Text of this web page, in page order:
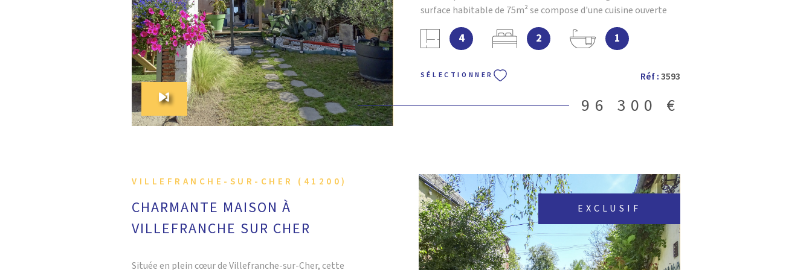
surface habitable de 75m² se compose d'une cuisine ouverte
sur la pièce de vie de 32 m², un bureau, un espace nuit
comprenant 2 chambres, une salle de bain et une buanderie.
Pour profiter de l'extérieur, l'habitation vous propose une
agréable terrasse ensoleillée et un jardin clos. Un débarras et
un préau viennent compléter cet ensemble. Cette maison, en
très bon état général, est actuellement louée 453 € / mois.
Contactez dès à présent l'agence immobilière VILLEFRANCHE
4 2 1
SÉLECTIONNER Réf :3593
96 300 €
VOIR LE BIEN
VILLEFRANCHE-SUR-CHER (41200)
CHARMANTE MAISON À
VILLEFRANCHE SUR CHER
Située en plein cœur de Villefranche-sur-Cher, cette
EXCLUSIF